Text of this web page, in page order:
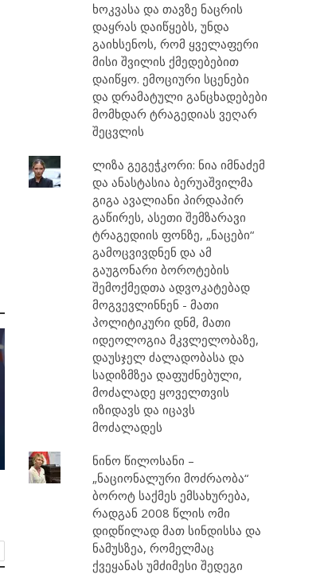
ხოკვასა და თავზე ნაცრის
დაყრას დაიწყებს, უნდა
გაიხსენოს, რომ ყველაფერი
მისი შვილის ქმედებებით
დაიწყო. ემოციური სცენები
და დრამატული განცხადებები
მომხდარ ტრაგედიას ვეღარ
შეცვლის
ლიზა გეგეჭკორი: ნია იმნაძემ
და ანასტასია ბერუაშვილმა
გიგა ავალიანი პირდაპირ
გაწირეს, ასეთი შემზარავი
ტრაგედიის ფონზე, „ნაცები“
გამოცვივდნენ და ამ
გაუგონარი ბოროტების
შემოქმედთა ადვოკატებად
მოგვევლინნენ - მათი
პოლიტიკური დნმ, მათი
იდეოლოგია მკვლელობაზე,
დაუსჯელ ძალადობასა და
სადიზმზეა დაფუძნებული,
მოძალადე ყოველთვის
იზიდავს და იცავს
მოძალადეს
ნინო წილოსანი –
„ნაციონალური მოძრაობა“
ბოროტ საქმეს ემსახურება,
რადგან 2008 წლის ომი
დიდწილად მათ სინდისსა და
ნამუსზეა, რომელმაც
ქვეყანას უმძიმესი შედეგი